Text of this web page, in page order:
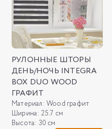
РУЛОННЫЕ ШТОРЫ
ДЕНЬ/НОЧЬ INTEGRA
BOX DUO WOOD
ГРАФИТ
Материал: Wood графит
Ширина: 25.7 см
Высота: 30 см